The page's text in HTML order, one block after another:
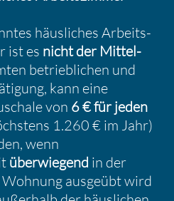
häusli­ches Arbeits­
ist es nicht der Mittel­
betrieb­li­chen und
kann eine
von 6 € für jeden
1.260 € im Jahr)
wenn
überwie­gend in der
ausgeübt wird